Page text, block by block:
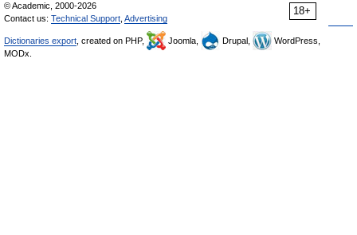
18+
© Academic, 2000-2026
Contact us: Technical Support Advertising
Dictionaries export , created on PHP, Joomla, Drupal,
WordPress,
MODx.